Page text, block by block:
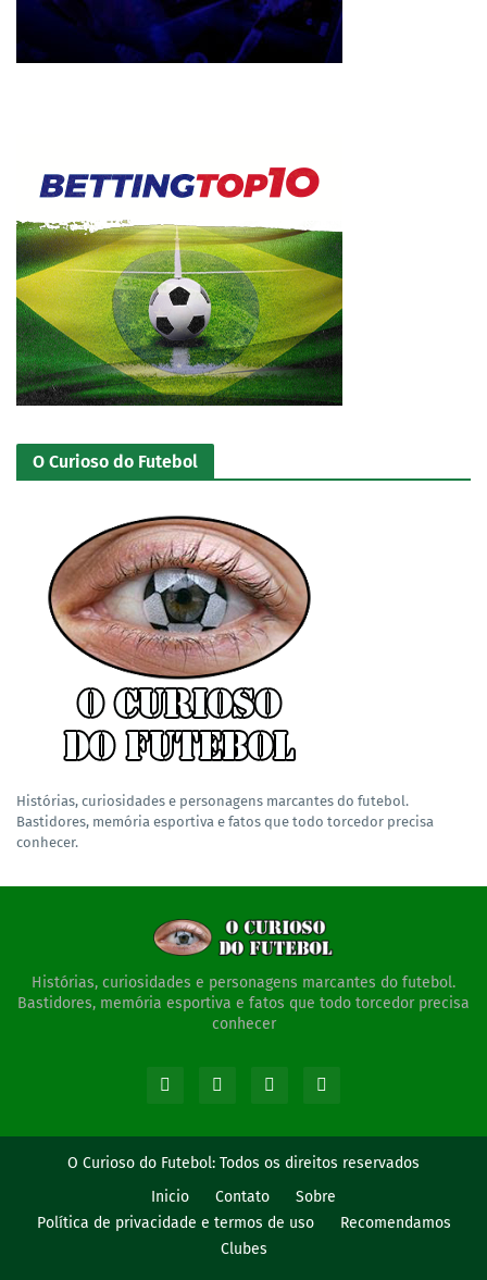
O Curioso do Futebol
Histórias, curiosidades e personagens marcantes do futebol.
Bastidores, memória esportiva e fatos que todo torcedor precisa
conhecer.
Histórias, curiosidades e personagens marcantes do futebol.
Bastidores, memória esportiva e fatos que todo torcedor precisa
conhecer
O Curioso do Futebol: Todos os direitos reservados
Inicio
Contato
Sobre
Política de privacidade e termos de uso
Recomendamos
Clubes